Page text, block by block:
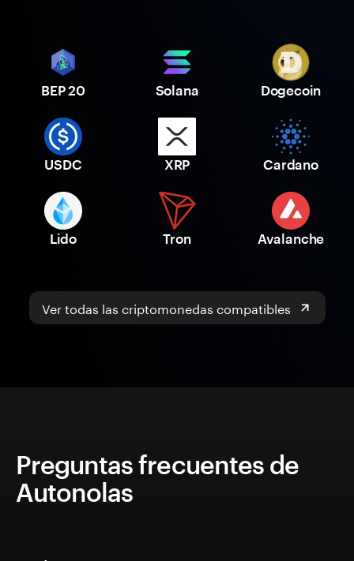
BEP 20 Solana Dogecoin
USDC XRP Cardano
Lido Tron Avalanche
Ver todas las criptomonedas compatibles
Preguntas frecuentes de
Autonolas